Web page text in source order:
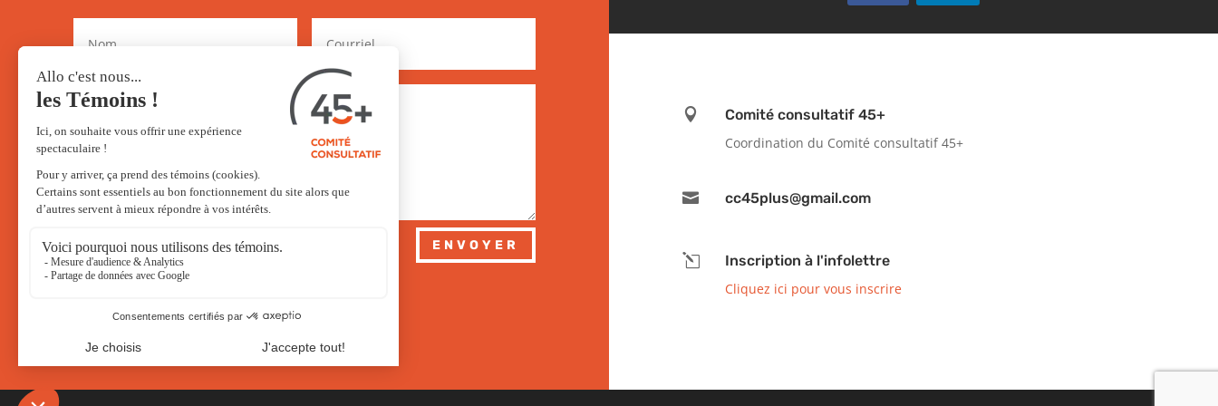
ENVOYER

Comité consultatif 45+
Coordination du Comité consultatif 45+
 cc45plus@gmail.com
l
Inscription à l'infolettre
Cliquez ici pour vous inscrire